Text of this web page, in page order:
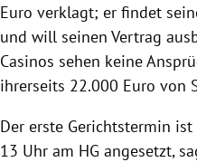
Euro verklagt; er findet
und will seinen Vertrag
Casinos sehen keine
ihrerseits 22.000 Euro von
Der erste Gerichtstermin
13 Uhr am HG angesetzt,